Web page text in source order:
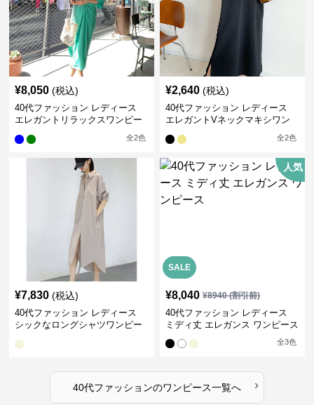
¥8,050 (税込)
40代ファッション レディース
エレガントリラックスワンピー
全2色
¥2,640 (税込)
40代ファッション レディース
エレガントVネックマキシワン
全2色
¥7,830 (税込)
40代ファッション レディース
シックなロングシャツワンピー
SALE
人気
¥8,040 ¥8940(割引前)
40代ファッション レディース
ミディ丈 エレガンス ワンピース
全3色
40代ファッションのワンピース一覧へ ›